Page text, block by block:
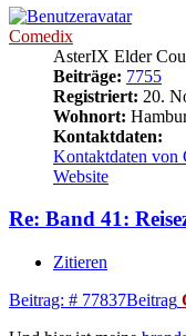
Comedix
AsterIX Elder
Beiträge: 7755
Registriert: 20.
Wohnort:
Kontaktdaten:
Kontaktdaten von
Website
Re: Band 41:
Zitieren
Beitrag: # 77837Beitrag